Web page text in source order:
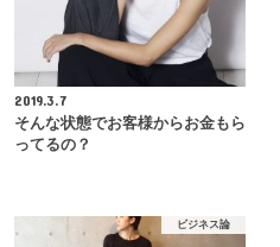
2019.3.7
そんな状態でお客様からお金もら
ってるの？
ビジネス論